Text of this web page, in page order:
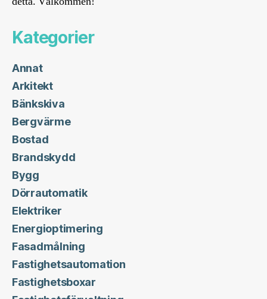
Kategorier
Annat
Arkitekt
Bänkskiva
Bergvärme
Bostad
Brandskydd
Bygg
Dörrautomatik
Elektriker
Energioptimering
Fasadmålning
Fastighetsautomation
Fastighetsboxar